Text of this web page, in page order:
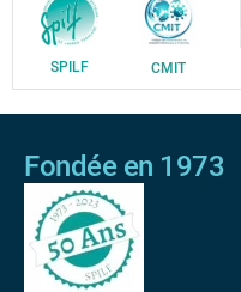
SPILF CMIT
Fondée en 1973